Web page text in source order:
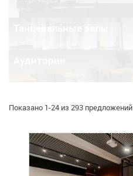
Показано 1-24 из 293 предложений